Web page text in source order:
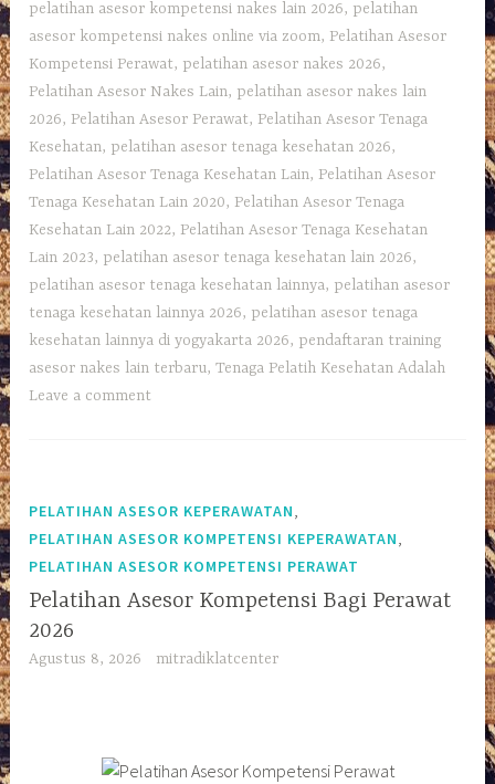
pelatihan asesor kompetensi nakes lain 2026, pelatihan
asesor kompetensi nakes online via zoom, Pelatihan Asesor
Kompetensi Perawat, pelatihan asesor nakes 2026,
Pelatihan Asesor Nakes Lain, pelatihan asesor nakes lain
2026, Pelatihan Asesor Perawat, Pelatihan Asesor Tenaga
Kesehatan, pelatihan asesor tenaga kesehatan 2026,
Pelatihan Asesor Tenaga Kesehatan Lain, Pelatihan Asesor
Tenaga Kesehatan Lain 2020, Pelatihan Asesor Tenaga
Kesehatan Lain 2022, Pelatihan Asesor Tenaga Kesehatan
Lain 2023, pelatihan asesor tenaga kesehatan lain 2026,
pelatihan asesor tenaga kesehatan lainnya, pelatihan asesor
tenaga kesehatan lainnya 2026, pelatihan asesor tenaga
kesehatan lainnya di yogyakarta 2026, pendaftaran training
asesor nakes lain terbaru,Tenaga Pelatih Kesehatan Adalah
Leave a comment
PELATIHAN ASESOR KEPERAWATAN
PELATIHAN ASESOR KOMPETENSI KEPERAWATAN
PELATIHAN ASESOR KOMPETENSI PERAWAT
Pelatihan Asesor Kompetensi Bagi Perawat
2026
Agustus 8, 2026 mitradiklatcenter